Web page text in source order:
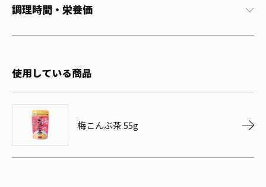
安全・安心への取組み
製品の原料産地
茶産地育成事業
ウェルネスフォーラム
お茶の妖精
健康体
Crazy Jasmine
調理時間・栄養価
使用している商品
梅こんぶ茶 55g